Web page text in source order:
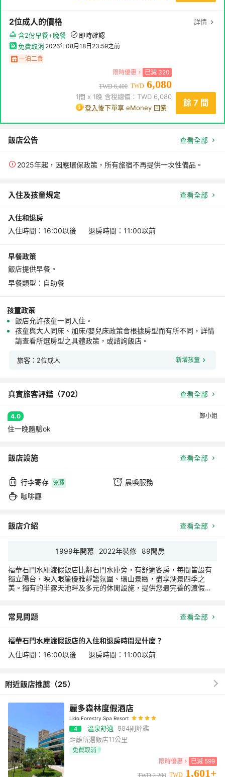
2位成人的價格
詳情
含2份早餐+晚餐
即時確認
免費取消 2026年08月18日23:59之前
一泊二食
限時優惠
已減 320
TWD 6,400 TWD 6,080
1間 x 1晚 含稅總價：TWD 6,080
登入後下單享 eMoney 回饋 餘 7 間
飯店公告 查看全部
2025年起，因應環保政策，所有旅宿不再提供一次性備品。
入住及孩童規定 查看全部
入住和退房
入住時間：16:00以後 退房時間：11:00以前
早餐政策
飯店提供早餐。
早餐類型：自助餐
孩童政策
飯店允許孩童一同入住。
孩童與大人同床、加床/嬰兒床政策會根據房型而有所不同，詳情
請查看所選房型之具體政策，或諮詢飯店。
旅客：2位成人 新增孩童
真實旅客評鑑（702） 查看全部
4.0 鄭小姐
住一晚體驗ok
飯店設施 查看全部
行李寄存 免費
晨喚服務
咖啡廳
飯店介紹 查看全部
1999年開幕 2022年裝修 89間房
福華石門水庫渡假飯店比鄰石門水庫旁，有舒適客房，每間皆設有
獨立陽台，映入眼簾優雅靜謐氛圍、環山景緻，盡享湖景四季之
美。獨有的半露天池畔及多元的休閒設施，提供您最完善的渡假體
膏/牙刷、刮鬍刀、浴帽等。仍會提供毛巾、瓶裝洗髮精、潤髮乳、
池（夏季）為冷水泳池，因位於戶外，將視天氣因素影響而全日或
暫時性關閉。使用游泳池時請攜帶泳裝、泳帽及泳具。 ．三溫暖
（冬季）為男女裸湯，須年滿12歲且由同性成人陪同方可入場。 ．
常見問題 查看全部
福華石門水庫渡假飯店的入住和退房時間是什麼？
入住時間：16:00以後 退房時間：11:00以前
附近飯店推薦（25）
麗多森林度假酒店
Lido Forestry Spa Resort
4 溫泉舒適 984則評鑑
距離所選飯店11公里
免費取消
限時優惠
已減 599
TWD 2,200 TWD 1,601+